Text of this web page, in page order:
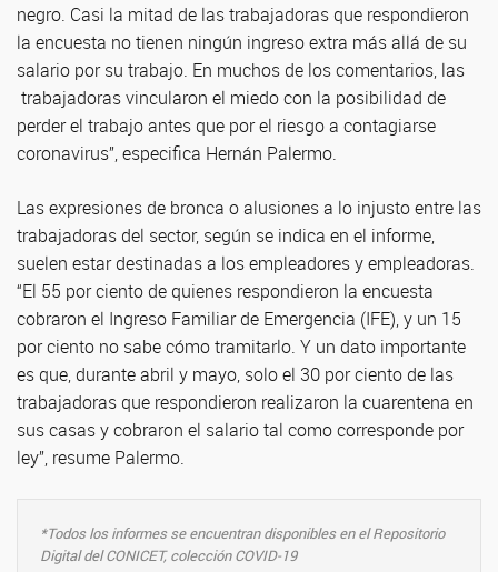
negro. Casi la mitad de las trabajadoras que respondieron
la encuesta no tienen ningún ingreso extra más allá de su
salario por su trabajo. En muchos de los comentarios, las
trabajadoras vincularon el miedo con la posibilidad de
perder el trabajo antes que por el riesgo a contagiarse
coronavirus”, especifica Hernán Palermo.
Las expresiones de bronca o alusiones a lo injusto entre las
trabajadoras del sector, según se indica en el informe,
suelen estar destinadas a los empleadores y empleadoras.
“El 55 por ciento de quienes respondieron la encuesta
cobraron el Ingreso Familiar de Emergencia (IFE), y un 15
por ciento no sabe cómo tramitarlo. Y un dato importante
es que, durante abril y mayo, solo el 30 por ciento de las
trabajadoras que respondieron realizaron la cuarentena en
sus casas y cobraron el salario tal como corresponde por
ley”, resume Palermo.
*Todos los informes se encuentran disponibles en el Repositorio
Digital del CONICET, colección COVID-19